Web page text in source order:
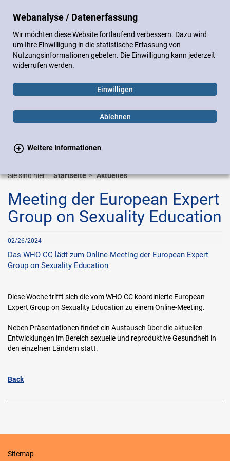
Webanalyse / Datenerfassung
Wir möchten diese Website fortlaufend verbessern. Dazu wird
um Ihre Einwilligung in die statistische Erfassung von
Nutzungsinformationen gebeten. Die Einwilligung kann jederzeit
widerrufen werden.
Einwilligen
Ablehnen
Weitere Informationen
Gebärdensprache
Leichte Sprache
Suchen
Sie sind hier:
Startseite Aktuelles
Meeting der European Expert
Group on Sexuality Education
02/26/2024
Das WHO CC lädt zum Online-Meeting der European Expert
Group on Sexuality Education
Diese Woche trifft sich die vom WHO CC koordinierte European
Expert Group on Sexuality Education zu einem Online-Meeting.
Neben Präsentationen findet ein Austausch über die aktuellen
Entwicklungen im Bereich sexuelle und reproduktive Gesundheit in
den einzelnen Ländern statt.
Back
Sitemap